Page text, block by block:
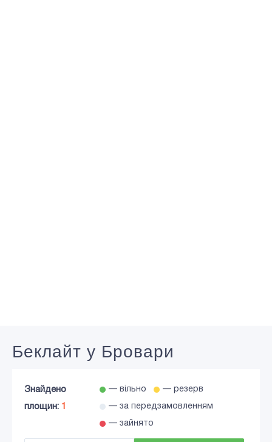
Беклайт у Бровари
Знайдено
площин: 1
— вільно — резерв
— за передзамовленням
— зайнято